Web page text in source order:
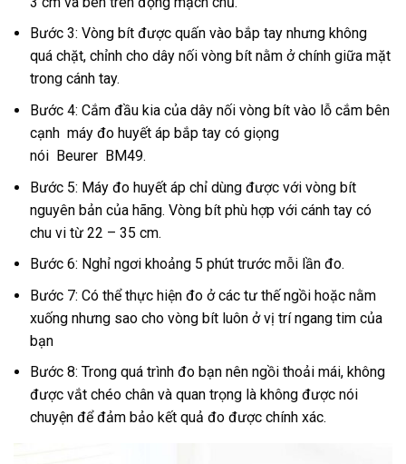
Bước 3: Vòng bít được quấn vào bắp tay nhưng không
quá chặt, chỉnh cho dây nối vòng bít nằm ở chính giữa mặt
trong cánh tay.
Bước 4: Cắm đầu kia của dây nối vòng bít vào lỗ cắm bên
cạnh máy đo huyết áp bắp tay có giọng
nói Beurer BM49.
Bước 5: Máy đo huyết áp chỉ dùng được với vòng bít
nguyên bản của hãng. Vòng bít phù hợp với cánh tay có
chu vi từ 22 – 35 cm.
Bước 6: Nghỉ ngơi khoảng 5 phút trước mỗi lần đo.
Bước 7: Có thể thực hiện đo ở các tư thế ngồi hoặc nằm
xuống nhưng sao cho vòng bít luôn ở vị trí ngang tim của
bạn
Bước 8: Trong quá trình đo bạn nên ngồi thoải mái, không
được vắt chéo chân và quan trọng là không được nói
chuyện để đảm bảo kết quả đo được chính xác.